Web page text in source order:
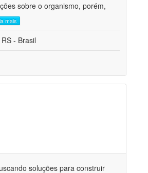
sobre o organismo, porém,
mais
- Brasil
soluções para construir